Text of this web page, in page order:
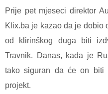
Prije pet mjeseci direktor
Klix.ba je kazao da je dobio
od klirinškog duga biti
Travnik. Danas, kada je
tako siguran da će on biti
projekt.